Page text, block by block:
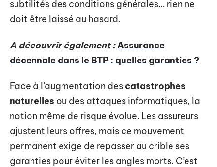
subtilités des conditions générales… rien ne
doit être laissé au hasard.
A découvrir également : Assurance
décennale dans le BTP : quelles garanties ?
Face à l’augmentation des catastrophes
naturelles ou des attaques informatiques, la
notion même de risque évolue. Les assureurs
ajustent leurs offres, mais ce mouvement
permanent exige de repasser au crible ses
garanties pour éviter les angles morts. C’est